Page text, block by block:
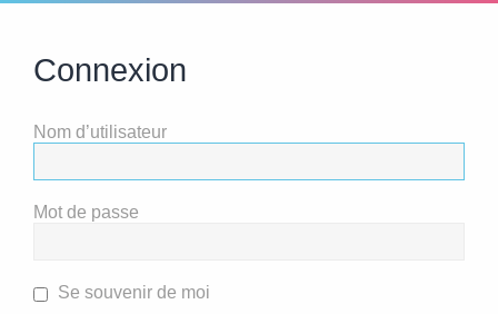
Connexion
Nom d’utilisateur
Mot de passe
Se souvenir de moi